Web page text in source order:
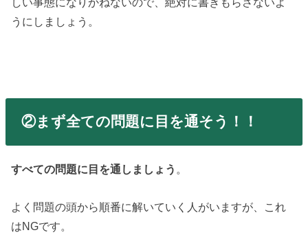
うにしましょう。
②まず全ての問題に目を通そう！！
すべての問題に目を通しましょう 。
よく問題の頭から順番に解いていく人がいますが、これ
はNGです。